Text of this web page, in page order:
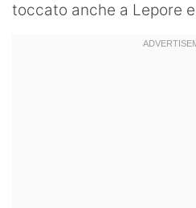
toccato anche a Lepore